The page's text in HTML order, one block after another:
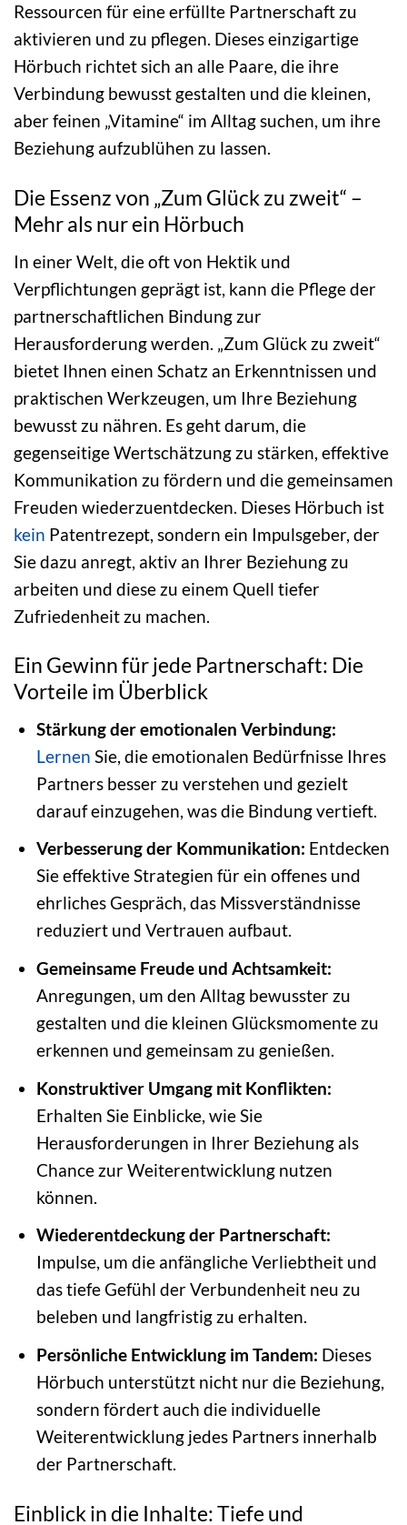
Ressourcen für eine erfüllte Partnerschaft zu
aktivieren und zu pflegen. Dieses einzigartige
Hörbuch richtet sich an alle Paare, die ihre
Verbindung bewusst gestalten und die kleinen,
aber feinen „Vitamine“ im Alltag suchen, um ihre
Beziehung aufzublühen zu lassen.
Die Essenz von „Zum Glück zu zweit“ –
Mehr als nur ein Hörbuch
In einer Welt, die oft von Hektik und
Verpflichtungen geprägt ist, kann die Pflege der
partnerschaftlichen Bindung zur
Herausforderung werden. „Zum Glück zu zweit“
bietet Ihnen einen Schatz an Erkenntnissen und
praktischen Werkzeugen, um Ihre Beziehung
bewusst zu nähren. Es geht darum, die
gegenseitige Wertschätzung zu stärken, effektive
Kommunikation zu fördern und die gemeinsamen
Freuden wiederzuentdecken. Dieses Hörbuch ist
kein Patentrezept, sondern ein Impulsgeber, der
Sie dazu anregt, aktiv an Ihrer Beziehung zu
arbeiten und diese zu einem Quell tiefer
Zufriedenheit zu machen.
Ein Gewinn für jede Partnerschaft: Die
Vorteile im Überblick
Stärkung der emotionalen Verbindung:
Lernen Sie, die emotionalen Bedürfnisse Ihres
Partners besser zu verstehen und gezielt
darauf einzugehen, was die Bindung vertieft.
Verbesserung der Kommunikation: Entdecken
Sie effektive Strategien für ein offenes und
ehrliches Gespräch, das Missverständnisse
reduziert und Vertrauen aufbaut.
Gemeinsame Freude und Achtsamkeit:
Anregungen, um den Alltag bewusster zu
gestalten und die kleinen Glücksmomente zu
erkennen und gemeinsam zu genießen.
Konstruktiver Umgang mit Konflikten:
Erhalten Sie Einblicke, wie Sie
Herausforderungen in Ihrer Beziehung als
Chance zur Weiterentwicklung nutzen
können.
Wiederentdeckung der Partnerschaft:
Impulse, um die anfängliche Verliebtheit und
das tiefe Gefühl der Verbundenheit neu zu
beleben und langfristig zu erhalten.
Persönliche Entwicklung im Tandem: Dieses
Hörbuch unterstützt nicht nur die Beziehung,
sondern fördert auch die individuelle
Weiterentwicklung jedes Partners innerhalb
der Partnerschaft.
Einblick in die Inhalte: Tiefe und